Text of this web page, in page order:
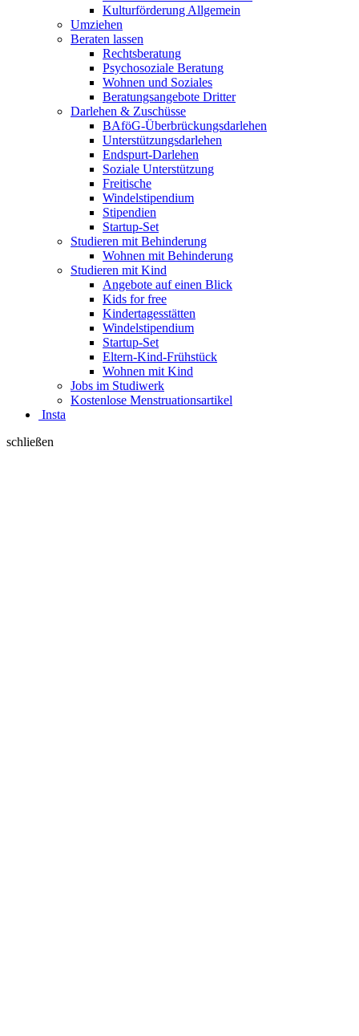
Kulturförderung Allgemein
Umziehen
Beraten lassen
Rechtsberatung
Psychosoziale Beratung
Wohnen und Soziales
Beratungsangebote Dritter
Darlehen & Zuschüsse
BAföG-Überbrückungsdarlehen
Unterstützungsdarlehen
Endspurt-Darlehen
Soziale Unterstützung
Freitische
Windelstipendium
Stipendien
Startup-Set
Studieren mit Behinderung
Wohnen mit Behinderung
Studieren mit Kind
Angebote auf einen Blick
Kids for free
Kindertagesstätten
Windelstipendium
Startup-Set
Eltern-Kind-Frühstück
Wohnen mit Kind
Jobs im Studiwerk
Kostenlose Menstruationsartikel
Insta
schließen